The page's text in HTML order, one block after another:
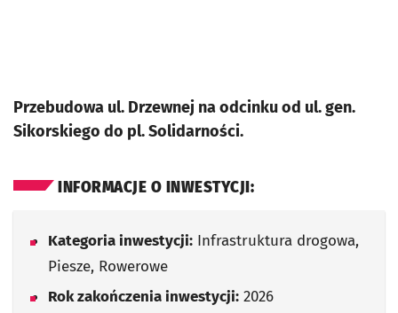
Przebudowa ul. Drzewnej na odcinku od ul. gen.
Sikorskiego do pl. Solidarności.
INFORMACJE O INWESTYCJI:
Kategoria inwestycji: Infrastruktura drogowa,
Piesze, Rowerowe
Rok zakończenia inwestycji: 2026